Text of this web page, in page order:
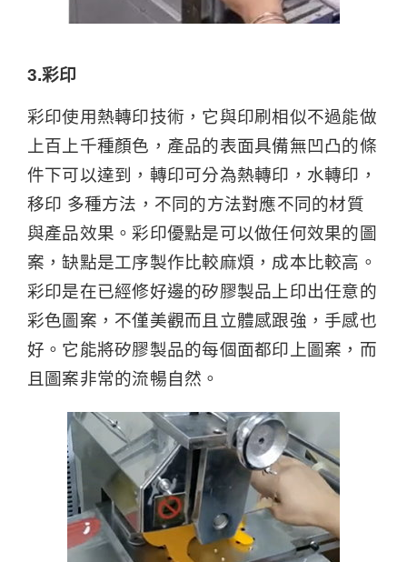
3.彩印
彩印使用熱轉印技術，它與印刷相似不過能做
上百上千種顏色，產品的表面具備無凹凸的條
件下可以達到，轉印可分為熱轉印，水轉印，
移印 多種方法，不同的方法對應不同的材質
與產品效果。彩印優點是可以做任何效果的圖
案，缺點是工序製作比較麻煩，成本比較高。
彩印是在已經修好邊的矽膠製品上印出任意的
彩色圖案，不僅美觀而且立體感跟強，手感也
好。它能將矽膠製品的每個面都印上圖案，而
且圖案非常的流暢自然。